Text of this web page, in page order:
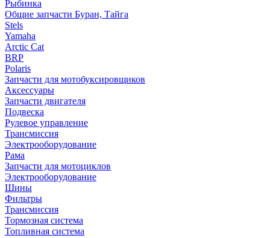
Рыбинка
Общие запчасти Буран, Тайга
Stels
Yamaha
Arctic Cat
BRP
Polaris
Запчасти для мотобуксировщиков
Аксессуары
Запчасти двигателя
Подвеска
Рулевое управление
Трансмиссия
Электрооборудование
Рама
Запчасти для мотоциклов
Электрооборудование
Шины
Фильтры
Трансмиссия
Тормозная система
Топливная система